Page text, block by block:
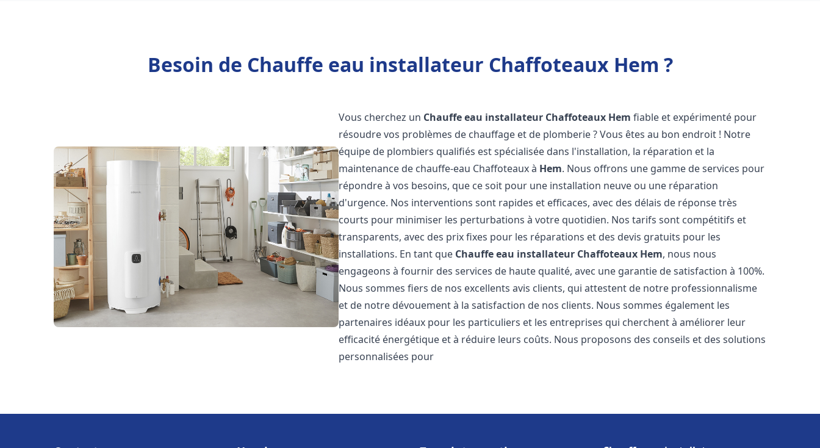
Besoin de Chauffe eau installateur Chaffoteaux Hem ?
Vous cherchez un Chauffe eau installateur Chaffoteaux Hem fiable et expérimenté pour
résoudre vos problèmes de chauffage et de plomberie ? Vous êtes au bon endroit ! Notre
équipe de plombiers qualifiés est spécialisée dans l'installation, la réparation et la
maintenance de chauffe-eau Chaffoteaux à Hem. Nous offrons une gamme de services pour
répondre à vos besoins, que ce soit pour une installation neuve ou une réparation
d'urgence. Nos interventions sont rapides et efficaces, avec des délais de réponse très
courts pour minimiser les perturbations à votre quotidien. Nos tarifs sont compétitifs et
transparents, avec des prix fixes pour les réparations et des devis gratuits pour les
installations. En tant que Chauffe eau installateur Chaffoteaux Hem, nous nous
engageons à fournir des services de haute qualité, avec une garantie de satisfaction à 100%.
Nous sommes fiers de nos excellents avis clients, qui attestent de notre professionnalisme
et de notre dévouement à la satisfaction de nos clients. Nous sommes également les
partenaires idéaux pour les particuliers et les entreprises qui cherchent à améliorer leur
efficacité énergétique et à réduire leurs coûts. Nous proposons des conseils et des solutions
personnalisées pour